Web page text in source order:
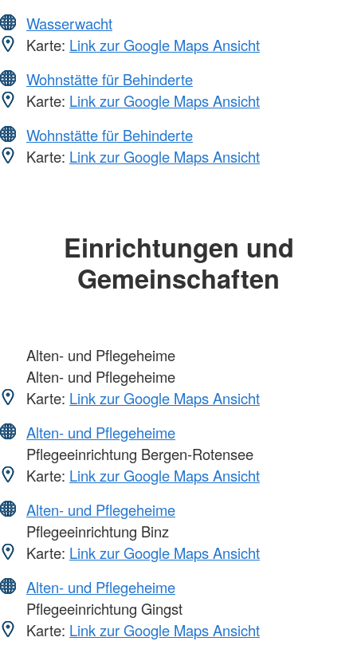
Wasserwacht
Karte: Link zur Google Maps Ansicht
Wohnstätte für Behinderte
Karte: Link zur Google Maps Ansicht
Wohnstätte für Behinderte
Karte: Link zur Google Maps Ansicht
Einrichtungen und
Gemeinschaften
Alten- und Pflegeheime
Alten- und Pflegeheime
Karte: Link zur Google Maps Ansicht
Alten- und Pflegeheime
Pflegeeinrichtung Bergen-Rotensee
Karte: Link zur Google Maps Ansicht
Alten- und Pflegeheime
Pflegeeinrichtung Binz
Karte: Link zur Google Maps Ansicht
Alten- und Pflegeheime
Pflegeeinrichtung Gingst
Karte: Link zur Google Maps Ansicht